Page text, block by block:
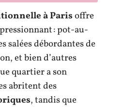
à Parisoffre
: pot-au-
salées débordantes de
et bien d’autres
quartier a son
abritent des
, tandis que